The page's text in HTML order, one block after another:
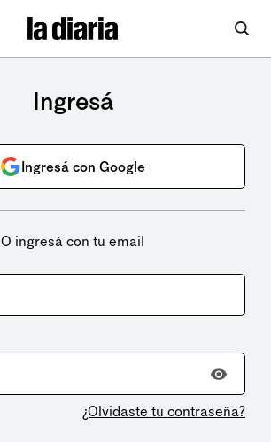
Ingresá
Ingresá con Google
O ingresá con tu email
¿Olvidaste tu contraseña?